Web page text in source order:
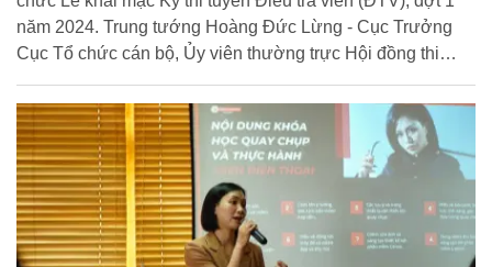
năm 2024. Trung tướng Hoàng Đức Lừng - Cục Trưởng
Cục Tổ chức cán bộ, Ủy viên thường trực Hội đồng thi